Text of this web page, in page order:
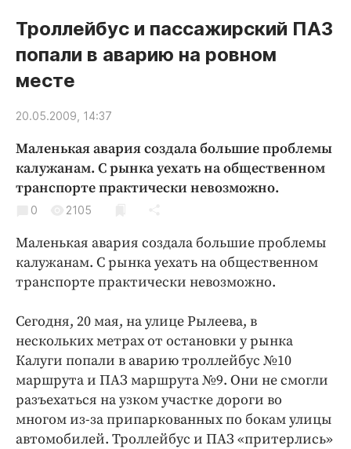
Обнинск
Новости компаний
Статьи
Народные новости
Авто и транспорт
Криминал
Культура
Недвижимость и ЖКХ
Общество
Погода
Происшествия
Спорт
Экономика и бизнес
ПРОЕКТЫ
Блоги
Троллейбус и пассажирский ПАЗ
попали в аварию на ровном
месте
20.05.2009, 14:37
Маленькая авария создала большие проблемы
калужанам. С рынка уехать на общественном
транспорте практически невозможно.
0 2105
Маленькая авария создала большие проблемы
калужанам. С рынка уехать на общественном
транспорте практически невозможно.
Сегодня, 20 мая, на улице Рылеева, в
нескольких метрах от остановки у рынка
Калуги попали в аварию троллейбус №10
маршрута и ПАЗ маршрута №9. Они не смогли
разъехаться на узком участке дороги во
многом из-за припаркованных по бокам улицы
автомобилей. Троллейбус и ПАЗ «притерлись»